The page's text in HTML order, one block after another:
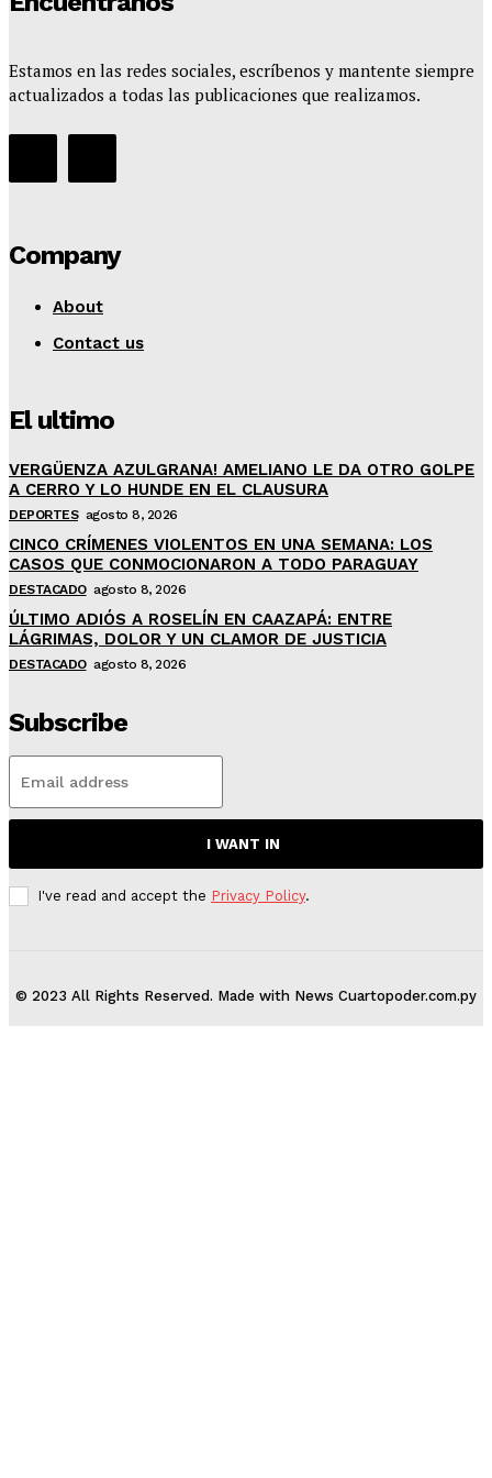
Contact us
Comparte esto:
Facebook X
Estamos en las redes sociales, escríbenos y mantente siempre
actualizados a todas las publicaciones que realizamos.
Company
About
Contact us
El ultimo
VERGÜENZA AZULGRANA! AMELIANO LE DA OTRO GOLPE
A CERRO Y LO HUNDE EN EL CLAUSURA
DEPORTES agosto 8, 2026
CINCO CRÍMENES VIOLENTOS EN UNA SEMANA: LOS
CASOS QUE CONMOCIONARON A TODO PARAGUAY
DESTACADO agosto 8, 2026
ÚLTIMO ADIÓS A ROSELÍN EN CAAZAPÁ: ENTRE
LÁGRIMAS, DOLOR Y UN CLAMOR DE JUSTICIA
DESTACADO agosto 8, 2026
Subscribe
I WANT IN
I've read and accept the Privacy Policy.
© 2023 All Rights Reserved. Made with News Cuartopoder.com.py